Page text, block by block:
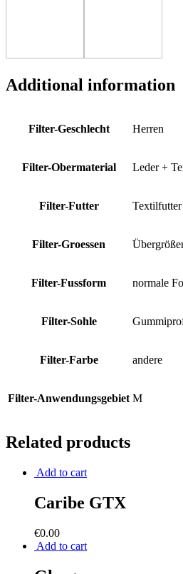
Additional information
Filter-Geschlecht Herren
Filter-Obermaterial Leder +
Filter-Futter Textilfutter
Filter-Groessen
Filter-Fussform normale
Filter-Sohle
Filter-Farbe andere
Filter-Anwendungsgebiet M
Related products
Add to cart
Caribe GTX
€0.00
Add to cart